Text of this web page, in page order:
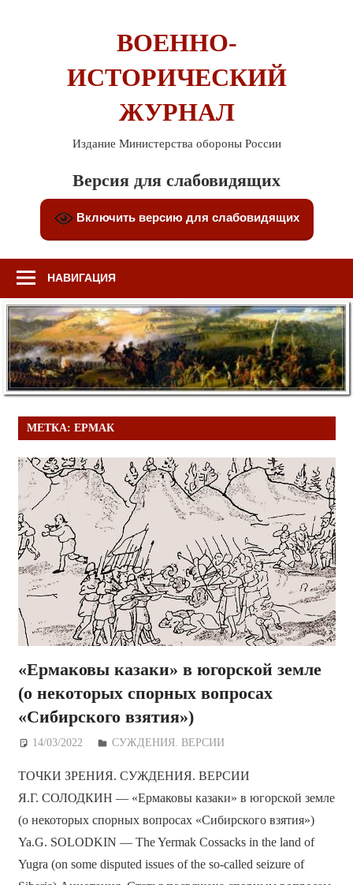
ВОЕННО-
ИСТОРИЧЕСКИЙ
ЖУРНАЛ
Издание Министерства обороны России
Версия для слабовидящих
Включить версию для слабовидящих
НАВИГАЦИЯ
МЕТКА: ЕРМАК
«Ермаковы казаки» в югорской земле
(о некоторых спорных вопросах
«Сибирского взятия»)
14/03/2022 Дежурный по Редакции
СУЖДЕНИЯ. ВЕРСИИ
ТОЧКИ ЗРЕНИЯ. СУЖДЕНИЯ. ВЕРСИИ
Я.Г. СОЛОДКИН — «Ермаковы казаки» в югорской земле
(о некоторых спорных вопросах «Сибирского взятия»)
Ya.G. SOLODKIN — The Yermak Cossacks in the land of
Yugra (on some disputed issues of the so-called seizure of